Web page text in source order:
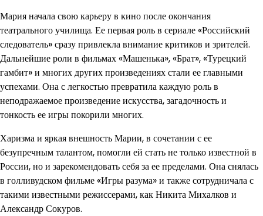
Мария начала свою карьеру в кино после окончания
театрального училища. Ее первая роль в сериале «Российский
следователь» сразу привлекла внимание критиков и зрителей.
Дальнейшие роли в фильмах «Машенька», «Брат», «Турецкий
гамбит» и многих других произведениях стали ее главными
успехами. Она с легкостью превратила каждую роль в
неподражаемое произведение искусства, загадочность и
тонкость ее игры покорили многих.
Харизма и яркая внешность Марии, в сочетании с ее
безупречным талантом, помогли ей стать не только известной в
России, но и зарекомендовать себя за ее пределами. Она снялась
в голливудском фильме «Игры разума» и также сотрудничала с
такими известными режиссерами, как Никита Михалков и
Александр Сокуров.